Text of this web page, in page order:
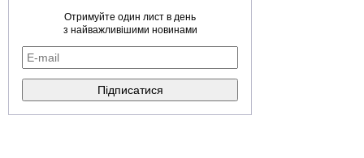
Отримуйте один лист в день
з найважливішими новинами